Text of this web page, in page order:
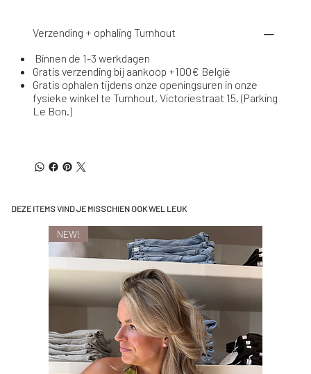
Verzending + ophaling Turnhout
Binnen de 1-3 werkdagen
Gratis verzending bij aankoop +100€ België
Gratis ophalen tijdens onze openingsuren in onze
fysieke winkel te Turnhout, Victoriestraat 15. (Parking
Le Bon.)
DEZE ITEMS VIND JE MISSCHIEN OOK WEL LEUK
NEW!